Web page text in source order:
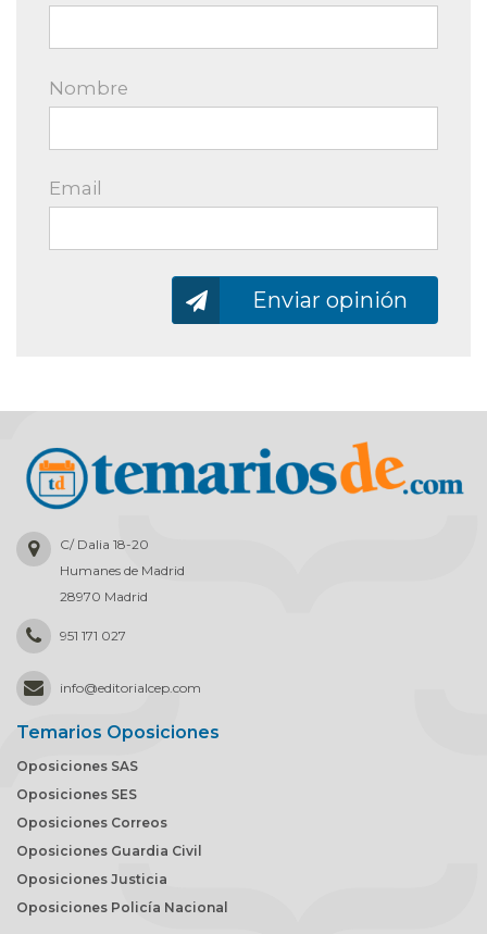
Nombre
Email
Enviar opinión
C/ Dalia 18-20
Humanes de Madrid
28970 Madrid
951 171 027
info@editorialcep.com
Temarios Oposiciones
Oposiciones SAS
Oposiciones SES
Oposiciones Correos
Oposiciones Guardia Civil
Oposiciones Justicia
Oposiciones Policía Nacional